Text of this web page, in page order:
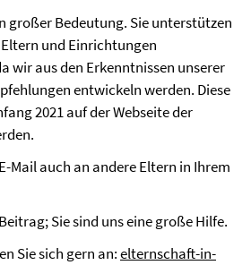
großer Bedeutung. Sie unterstützen
und Einrichtungen
wir aus den Erkenntnissen unserer
entwickeln werden. Diese
2021 auf der Webseite der
Mail auch an andere Eltern in Ihrem
Sie sind uns eine große Hilfe.
Sie sich gern an:elternschaft-in-